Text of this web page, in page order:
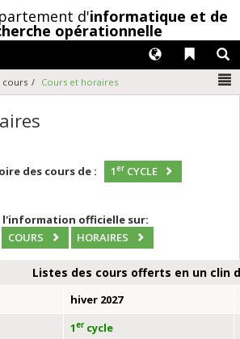
d'informatique et de
opérationnelle
Liens
Langues
cours Cours et horaires
des cours de : 1 erCYCLE
l'information officielle sur:
COURS HORAIRES
Listes des cours offerts en un clin
hiver 2027
1ercycle